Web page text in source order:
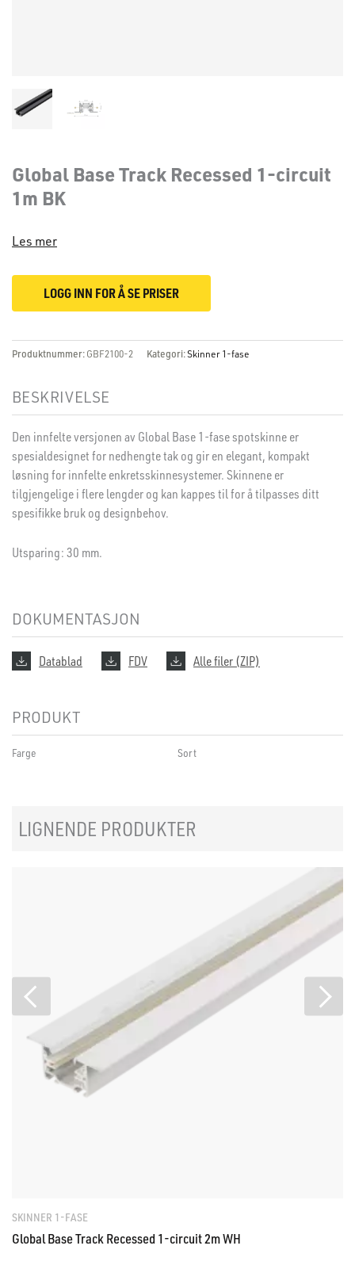
Global Base Track Recessed 1-circuit
1m BK
Les mer
LOGG INN FOR Å SE PRISER
Produktnummer: GBF2100-2 Kategori:Skinner 1-fase
BESKRIVELSE
Den innfelte versjonen av Global Base 1-fase spotskinne er
spesialdesignet for nedhengte tak og gir en elegant, kompakt
løsning for innfelte enkretsskinnesystemer. Skinnene er
tilgjengelige i flere lengder og kan kappes til for å tilpasses ditt
spesifikke bruk og designbehov.
Utsparing: 30 mm.
DOKUMENTASJON
Datablad FDV Alle filer (ZIP)
PRODUKT
Farge Sort
LIGNENDE PRODUKTER
SKINNER 1-FASE
Global Base Track Recessed 1-circuit 2m WH